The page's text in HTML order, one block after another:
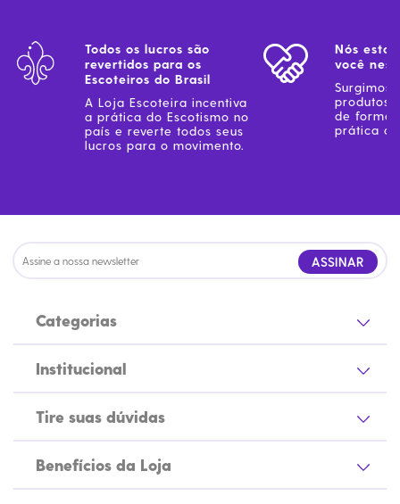
Todos os lucros são
revertidos para os
Escoteiros do Brasil
A Loja Escoteira incentiva
a prática do Escotismo no
país e reverte todos seus
lucros para o movimento.
Nós
você
Surgimos
produtos
de forma
prática
ASSINAR
Categorias
Institucional
Tire suas dúvidas
Benefícios da Loja